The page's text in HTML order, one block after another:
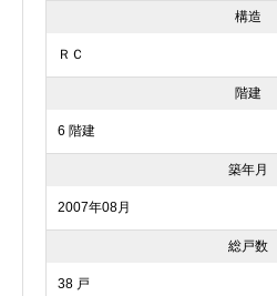
構造
ＲＣ
階建
6 階建
築年月
2007年08月
総戸数
38 戸